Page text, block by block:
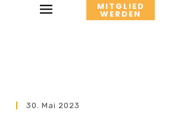
MITGLIED
WERDEN
30. Mai 2023